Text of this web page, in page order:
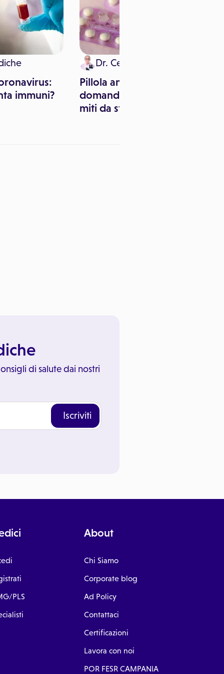
immuni?
Dr. Cesare Gentili
Pillola anticoncezionale: le
domande più frequenti e i
miti da sfatare
di salute dai nostri
Iscriviti
PLS
About
Chi Siamo
Corporate blog
Ad Policy
Contattaci
Certificazioni
Lavora con noi
POR FESR CAMPANIA